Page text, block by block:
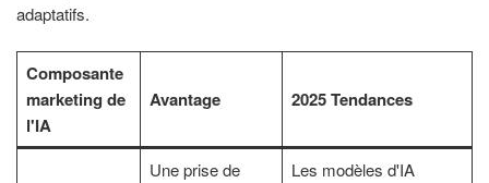
adaptatifs.
Composante
marketing de
l'IA
Avantage 2025 Tendances
Une prise de
Les modèles d'IA